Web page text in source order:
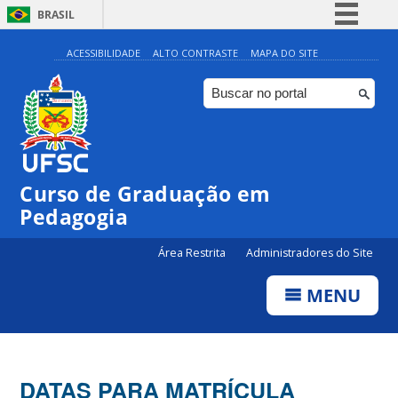
BRASIL
Simplifique!
Comunica BR
Participe
Canais
ACESSIBILIDADE ALTO CONTRASTE MAPA DO SITE
Curso de Graduação em
Pedagogia
Área Restrita Administradores do Site
MENU
DATAS PARA MATRÍCULA